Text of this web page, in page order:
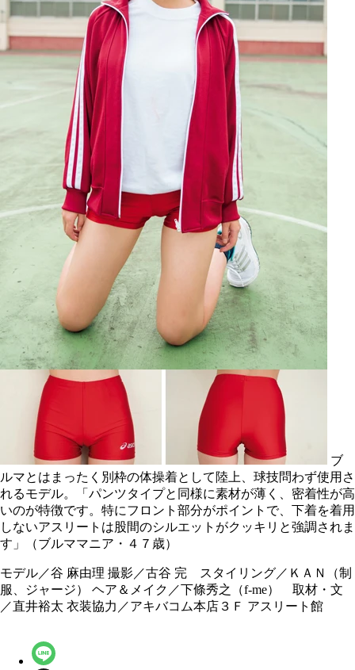
ブ
ルマとはまったく別枠の体操着として陸上、球技問わず使用さ
れるモデル。「パンツタイプと同様に素材が薄く、密着性が高
いのが特徴です。特にフロント部分がポイントで、下着を着用
しないアスリートは股間のシルエットがクッキリと強調されま
す」（ブルママニア・４７歳）
モデル／谷 麻由理 撮影／古谷 完 スタイリング／ＫＡＮ（制
服、ジャージ） ヘア＆メイク／下條秀之（f-me） 取材・文
／直井裕太 衣装協力／アキバコム本店３Ｆ アスリート館